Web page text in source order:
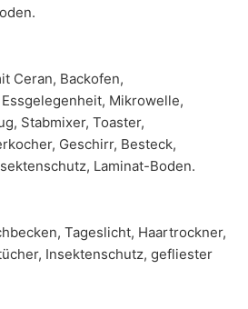
Ceran, Backofen,
Mikrowelle,
Stabmixer, Toaster,
Geschirr, Besteck,
Laminat-Boden.
Tageslicht, Haartrockner,
Insektenschutz, gefliester